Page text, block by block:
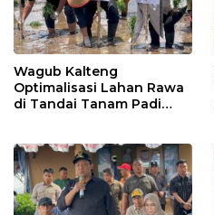
Wagub Kalteng
Optimalisasi Lahan Rawa
di Tandai Tanam Padi